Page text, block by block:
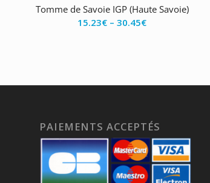
Tomme de Savoie IGP (Haute Savoie)
15.23€ –30.45€
PAIEMENTS ACCEPTÉS